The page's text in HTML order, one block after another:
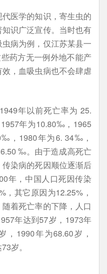
医学的知识，寄生虫的
识广泛宣传。当时也有
病为例，仅江苏某县一
药方无一例外地不能产
，血吸虫病也不会肆虐
年以前死亡率为 25.
年为10.80‰，1965
，1980年为6. 34‰，
‰。由于造成高死亡
染病的死因顺位逐渐后
年，中国人口死因传染
，其它原因为12.25%，
着死亡率的下降，人口
年达到57岁，1973年
，1990年为68.60岁，
岁。